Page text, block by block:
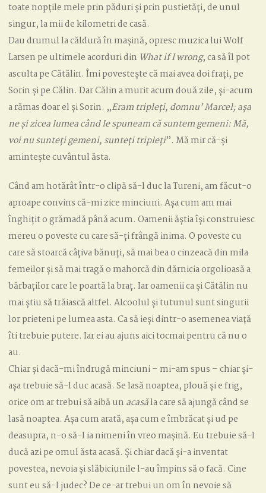
toate nopțile mele prin păduri și prin pustietăți, de unul
singur, la mii de kilometri de casă.
Dau drumul la căldură în mașină, opresc muzica lui Wolf
Larsen pe ultimele acorduri din What if I wrong, ca să îl pot
asculta pe Cătălin. Îmi povestește că mai avea doi frați, pe
Sorin și pe Călin. Dar Călin a murit acum două zile, și-acum
a rămas doar el și Sorin. „Eram tripleți, domnu’ Marcel; așa
ne și zicea lumea când le spuneam că suntem gemeni: Mă,
voi nu sunteți gemeni, sunteți tripleți”. Mă mir că-și
amintește cuvântul ăsta.
Când am hotărât într-o clipă să-l duc la Tureni, am făcut-o
aproape convins că-mi zice minciuni. Așa cum am mai
înghițit o grămadă până acum. Oamenii ăștia își construiesc
mereu o poveste cu care să-ți frângă inima. O poveste cu
care să stoarcă câțiva bănuți, să mai bea o cinzeacă din mila
femeilor și să mai tragă o mahorcă din dărnicia orgolioasă a
bărbaților care le poartă la braț. Iar oamenii ca și Cătălin nu
mai știu să trăiască altfel. Alcoolul și tutunul sunt singurii
lor prieteni pe lumea asta. Ca să ieși dintr-o asemenea viață
îti trebuie putere. Iar ei au ajuns aici tocmai pentru că nu o
au.
Chiar și dacă-mi îndrugă minciuni – mi-am spus – chiar și-
așa trebuie să-l duc acasă. Se lasă noaptea, plouă și e frig,
orice om ar trebui să aibă un acasăla care să ajungă când se
lasă noaptea. Așa cum arată, așa cum e îmbrăcat și ud pe
deasupra, n-o să-l ia nimeni în vreo mașină. Eu trebuie să-l
ducă azi pe omul ăsta acasă. Și chiar dacă și-a inventat
povestea, nevoia și slăbiciunile l-au împins să o facă. Cine
sunt eu să-l judec? De ce-ar trebui un om în nevoie să